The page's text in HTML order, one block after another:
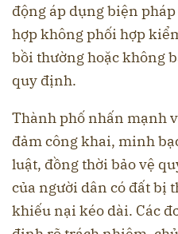
động áp dụng biện
hợp không phối hợp
bồi thường hoặc không
quy định.
Thành phố nhấn mạnh
đảm công khai, minh
luật, đồng thời bảo vệ
của người dân có đất bị
khiếu nại kéo dài. Các